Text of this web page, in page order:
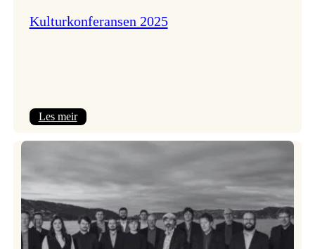
Kulturkonferansen 2025
Les meir: